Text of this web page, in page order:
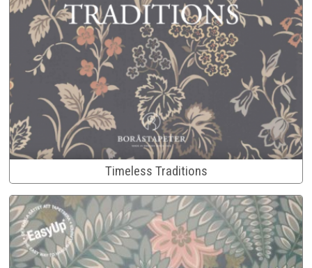
Timeless Traditions